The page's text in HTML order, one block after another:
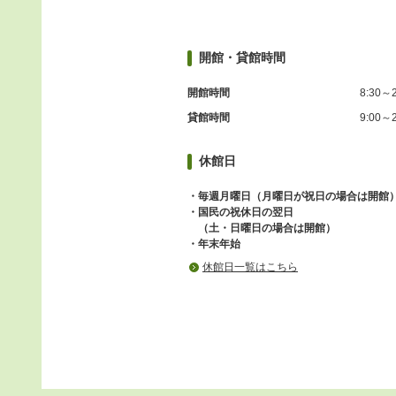
開館・貸館時間
開館時間
8:30～
貸館時間
9:00～
休館日
・毎週月曜日（月曜日が祝日の場合は開館
・国民の祝休日の翌日
（土・日曜日の場合は開館）
・年末年始
休館日一覧はこちら